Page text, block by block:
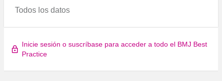
Todos los datos
Inicie sesión o suscríbase para acceder a todo el BMJ Best
Practice